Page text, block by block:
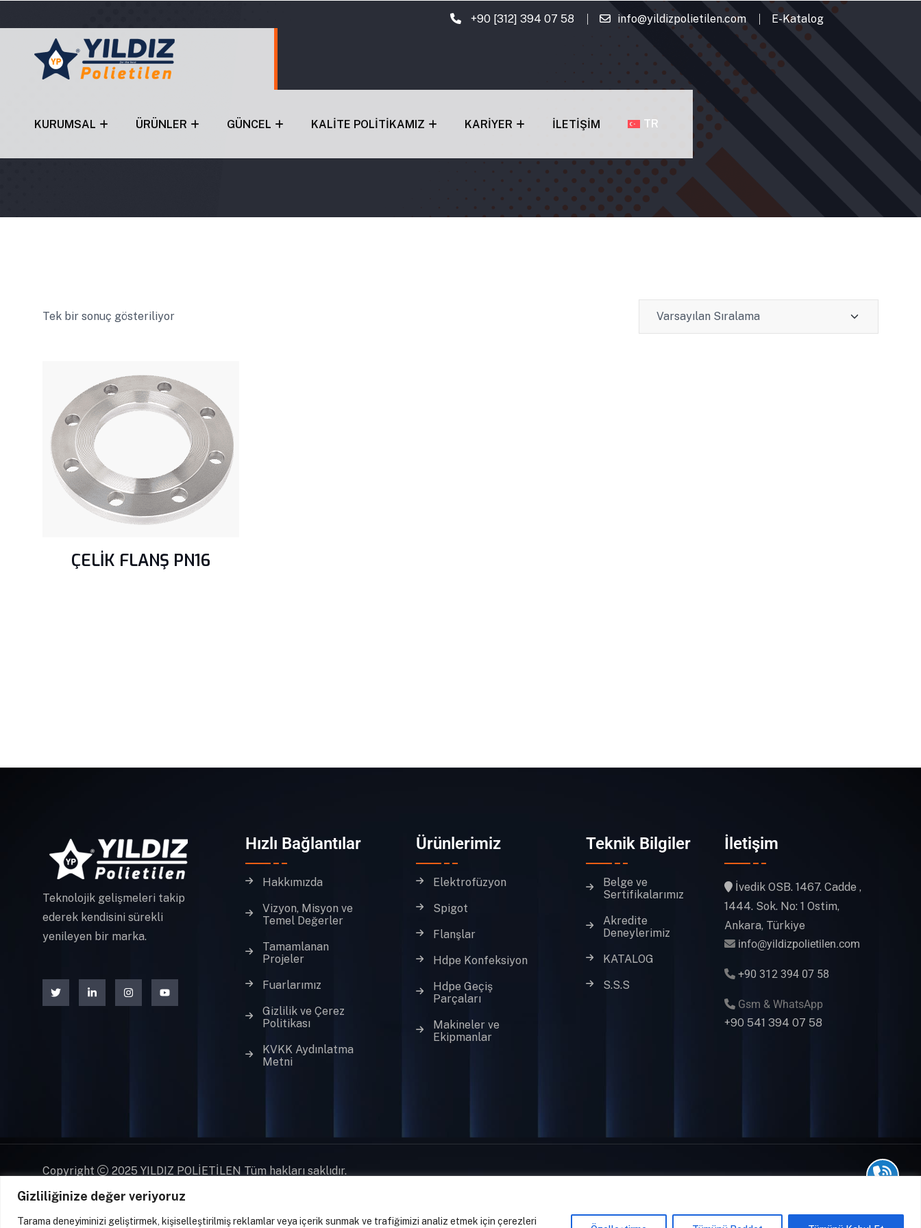
Gizliliğinize değer veriyoruz
Tarama deneyiminizi geliştirmek, kişiselleştirilmiş reklamlar veya içerik sunmak ve trafiğimizi analiz etmek için çerezleri
+90 [312] 394 07 58 info@yildizpolietilen.com E-Katalog
KURUMSAL ÜRÜNLER GÜNCEL KALITE POLITIKAMIZ KARIYER İLETIŞIM TR
Tek bir sonuç gösteriliyor
ÇELİK FLANŞ PN16
Teknolojik gelişmeleri takip
ederek kendisini sürekli
yenileyen bir marka.
Hızlı Bağlantılar
Hakkımızda
Vizyon, Misyon ve
Temel Değerler
Tamamlanan
Projeler
Fuarlarımız
Gizlilik ve Çerez
Politikası
KVKK Aydınlatma
Metni
Ürünlerimiz
Elektrofüzyon
Spigot
Flanşlar
Hdpe Konfeksiyon
Hdpe Geçiş
Parçaları
Makineler ve
Ekipmanlar
Teknik Bilgiler
Belge ve
Sertifikalarımız
Akredite
Deneylerimiz
KATALOG
S.S.S
İletişim
İvedik OSB. 1467. Cadde ,
1444. Sok. No: 1 Ostim,
Ankara, Türkiye
info@yildizpolietilen.com
+90 312 394 07 58
Gsm & WhatsApp
+90 541 394 07 58
Copyright 2025 YILDIZ POLİETİLEN Tüm hakları saklıdır.